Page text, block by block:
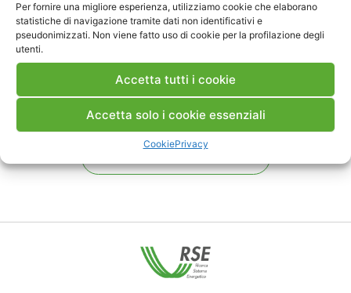
Per fornire una migliore esperienza, utilizziamo cookie che elaborano
statistiche di navigazione tramite dati non identificativi e
pseudonimizzati. Non viene fatto uso di cookie per la profilazione degli
utenti.
Accetta tutti i cookie
Accetta solo i cookie essenziali
CookiePrivacy
Scarica Rapporto